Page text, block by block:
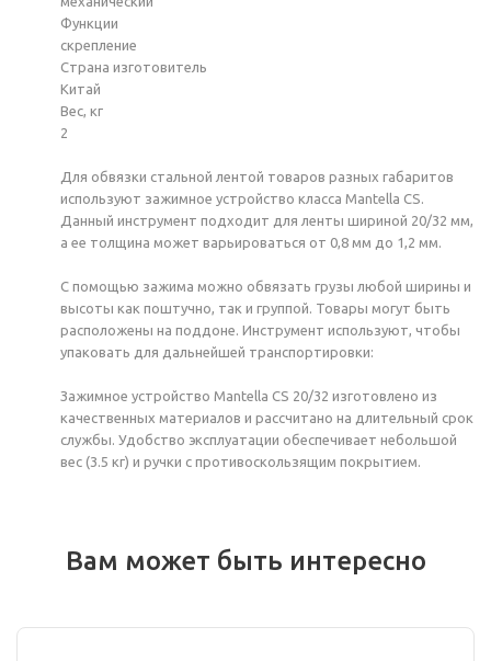
Функции
скрепление
Страна изготовитель
Китай
Вес, кг
2
Для обвязки стальной лентой товаров разных габаритов
используют зажимное устройство класса Mantella CS.
Данный инструмент подходит для ленты шириной 20/32 мм,
а ее толщина может варьироваться от 0,8 мм до 1,2 мм.
С помощью зажима можно обвязать грузы любой ширины и
высоты как поштучно, так и группой. Товары могут быть
расположены на поддоне. Инструмент используют, чтобы
упаковать для дальнейшей транспортировки:
Зажимное устройство Mantella CS 20/32 изготовлено из
качественных материалов и рассчитано на длительный срок
службы. Удобство эксплуатации обеспечивает небольшой
вес (3.5 кг) и ручки с противоскользящим покрытием.
Вам может быть интересно